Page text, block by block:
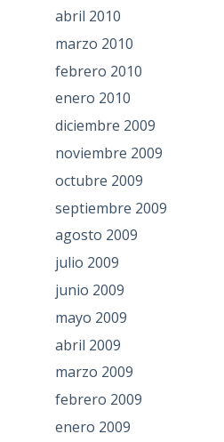
abril 2010
marzo 2010
febrero 2010
enero 2010
diciembre 2009
noviembre 2009
octubre 2009
septiembre 2009
agosto 2009
julio 2009
junio 2009
mayo 2009
abril 2009
marzo 2009
febrero 2009
enero 2009